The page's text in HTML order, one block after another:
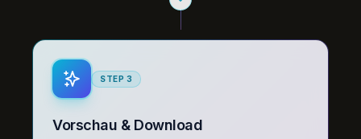
STEP 3
Vorschau & Download